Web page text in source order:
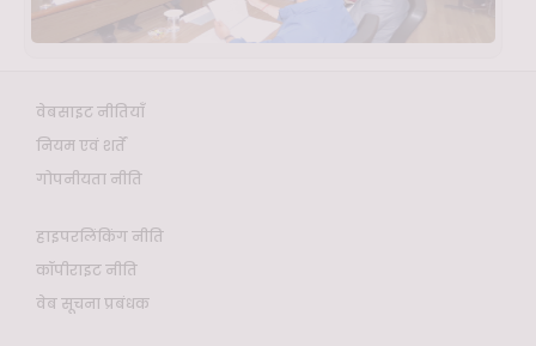
वेबसाइट नीतियाँ
नियम एवं शर्तें
गोपनीयता नीति
हाइपरलिंकिंग नीति
कॉपीराइट नीति
वेब सूचना प्रबंधक